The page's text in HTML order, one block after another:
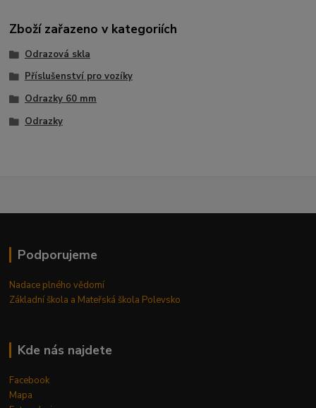
Zboží zařazeno v kategoriích
Odrazová skla
Příslušenství pro vozíky
Odrazky 60 mm
Odrazky
Podporujeme
Nadace plného vědomí
Základní škola a Mateřská škola Polevsko
Kde nás najdete
Facebook
Mapa